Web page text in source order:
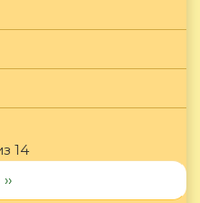
14
››